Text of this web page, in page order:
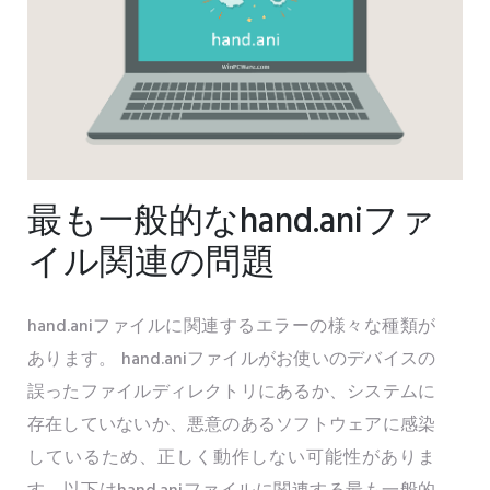
最も一般的なhand.aniファ
イル関連の問題
hand.aniファイルに関連するエラーの様々な種類が
あります。 hand.aniファイルがお使いのデバイスの
誤ったファイルディレクトリにあるか、システムに
存在していないか、悪意のあるソフトウェアに感染
しているため、正しく動作しない可能性がありま